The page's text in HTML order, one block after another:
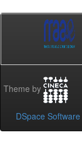
Theme by
DSpace Software